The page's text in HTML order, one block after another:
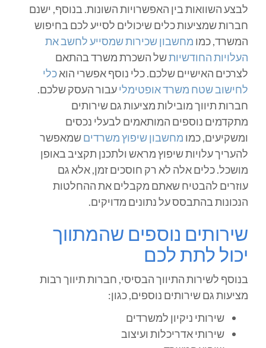
לבצע השוואות בין האפשרויות השונות. בנוסף, ישנם
חברות שמציעות כלים שיכולים לסייע לכם בחיפוש
המשרד, כמו מחשבון שכירות שמסייע לחשב את
העלויות החודשיותשל השכרת משרד בהתאם
לצרכים האישיים שלכם. כלי נוסף אפשרי הואכלי
לחישוב שטח משרד אופטימליעבור העסק שלכם.
חברות תיווך מובילות מציעות גם שירותים
מתקדמים נוספים המותאמים לבעלי נכסים
ומשקיעים, כמו מחשבון שיפוץ משרדיםשמאפשר
להעריך עלויות שיפוץ מראש ולתכנן תקציב באופן
מושכל. כלים אלה לא רק חוסכים זמן, אלא גם
עוזרים להבטיח שאתם מקבלים את ההחלטות
הנכונות בהתבסס על נתונים מדויקים.
שירותים נוספים שהמתווך
יכול לתת לכם
בנוסף לשירות התיווך הבסיסי, חברות תיווך רבות
מציעות גם שירותים נוספים, כגון:
שירותי ניקיון למשרדים
שירותי אדריכלות ועיצוב